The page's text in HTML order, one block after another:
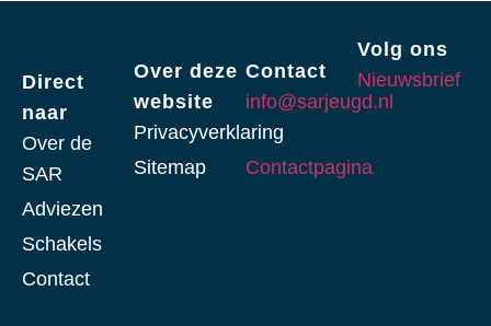
Direct
naar
Over de
SAR
Adviezen
Schakels
Contact
Over deze
website
Privacyverklaring
Sitemap
Contact
info@sarjeugd.nl
Contactpagina
Volg ons
Nieuwsbrief